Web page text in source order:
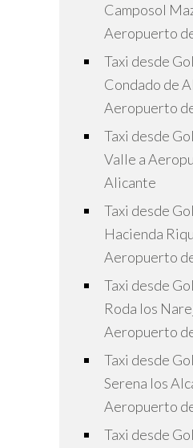
Camposol
Aeropuerto
Taxi desde
Condado de
Aeropuerto
Taxi desde
Valle a
Alicante
Taxi desde
Hacienda
Aeropuerto
Taxi desde
Roda los
Aeropuerto
Taxi desde
Serena los
Aeropuerto
Taxi desde